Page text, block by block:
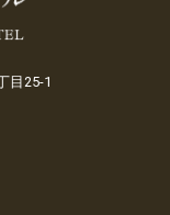
目25-1